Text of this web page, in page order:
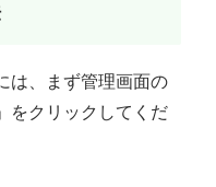
は、まず管理画面の
をクリックしてくだ